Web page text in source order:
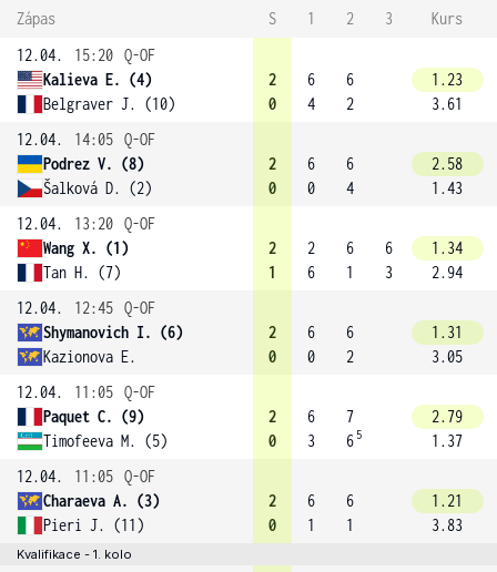
Zápas S 1 2 3
Kurs
12.04.
15:20 Q-OF
Kalieva E. (4)
Belgraver J. (10)
2
0
6
4
6
2
1.23
3.61
12.04.
14:05 Q-OF
Podrez V. (8)
Šalková D. (2)
2
0
6
0
6
4
2.58
1.43
12.04.
13:20 Q-OF
Wang X. (1)
Tan H. (7)
2
1
2
6
6
1
6
3
1.34
2.94
12.04.
12:45 Q-OF
Shymanovich I. (6)
Kazionova E.
2
0
6
0
6
2
1.31
3.05
12.04.
11:05 Q-OF
Paquet C. (9)
Timofeeva M. (5)
2
0
6
3
7
6 5
2.79
1.37
12.04.
11:05 Q-OF
Charaeva A. (3)
Pieri J. (11)
2
0
6
1
6
1
1.21
3.83
Kvalifikace - 1. kolo